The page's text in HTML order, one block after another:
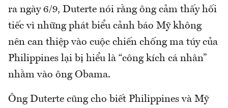
ra ngày 6/9, Duterte nói rằng ông cảm thấy hối
tiếc vì những phát biểu cảnh báo Mỹ không
nên can thiệp vào cuộc chiến chống ma túy của
Philippines lại bị hiểu là “công kích cá nhân”
nhằm vào ông Obama.
Ông Duterte cũng cho biết Philippines và Mỹ